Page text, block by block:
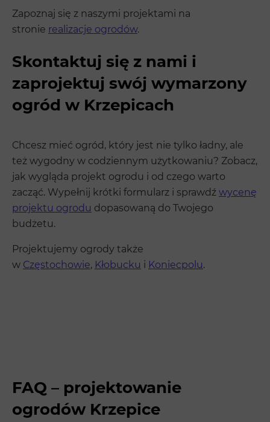
Zapoznaj się z naszymi projektami na
stronie realizacje ogrodów.
Skontaktuj się z nami i
zaprojektuj swój wymarzony
ogród w Krzepicach
Chcesz mieć ogród, który jest nie tylko ładny, ale
też wygodny w codziennym użytkowaniu? Zobacz,
jak wygląda projekt ogrodu i od czego warto
zacząć. Wypełnij krótki formularz i sprawdź wycenę
projektu ogrodu dopasowaną do Twojego
budżetu.
Projektujemy ogrody także
w Częstochowie, Kłobucku i Koniecpolu.
FAQ – projektowanie
ogrodów Krzepice